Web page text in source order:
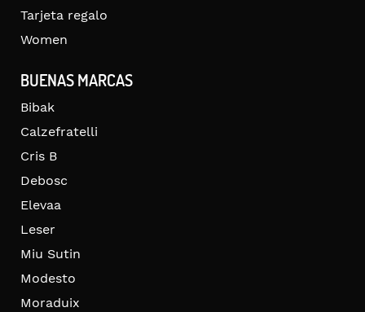
Tarjeta regalo
Women
BUENAS MARCAS
Bibak
Calzefratelli
Cris B
Debosc
Elevaa
Leser
Miu Sutin
Modesto
Moraduix